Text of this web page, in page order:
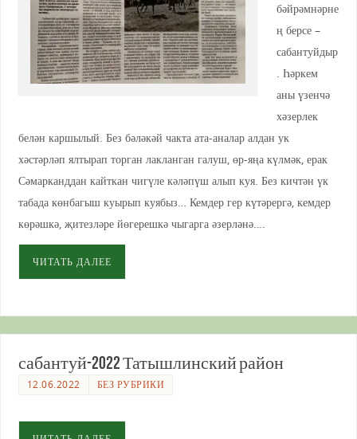
бәйрәмнәрне
ң берсе –
сабантуйдыр
. Һәркем
аны үзенчә
хәзерлек
белән каршылый. Без бәләкәй чакта ата-аналар алдан ук
хәстәрләп ялтырап торган лакланган галуш, өр-яңа күлмәк, ерак
Сәмарканддан кайткан чигүле кәләпүш алып куя. Без кичтән үк
табада көнбагыш куырып куябыз… Кемдер гер күтәрергә, кемдер
көрәшкә, җитезләре йөгерешкә чыгарга әзерләнә….
ЧИТАТЬ ДАЛЕЕ
сабантуй-2022 Татышлинский район
12.06.2022 БЕЗ РУБРИКИ